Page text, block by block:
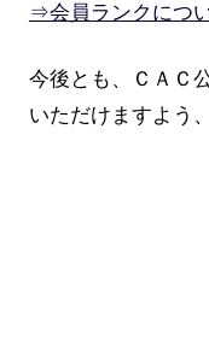
⇒会員ランクにつ
今後とも、ＣＡＣ
いただけますよう